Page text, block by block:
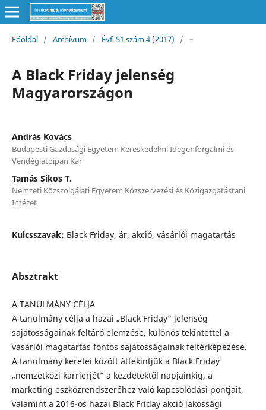
Főoldal / Archívum / Évf. 51 szám 4 (2017) / –
A Black Friday jelenség
Magyarországon
András Kovács
Budapesti Gazdasági Egyetem Kereskedelmi Idegenforgalmi és
Vendéglátóipari Kar
Tamás Sikos T.
Nemzeti Közszolgálati Egyetem Közszervezési és Közigazgatástani
Intézet
Kulcsszavak: Black Friday, ár, akció, vásárlói magatartás
Absztrakt
A TANULMÁNY CÉLJA
A tanulmány célja a hazai „Black Friday” jelenség
sajátosságainak feltáró elemzése, különös tekintettel a
vásárlói magatartás fontos sajátosságainak feltérképezése.
A tanulmány keretei között áttekintjük a Black Friday
„nemzetközi karrierjét” a kezdetektől napjainkig, a
marketing eszközrendszeréhez való kapcsolódási pontjait,
valamint a 2016-os hazai Black Friday akció lakossági